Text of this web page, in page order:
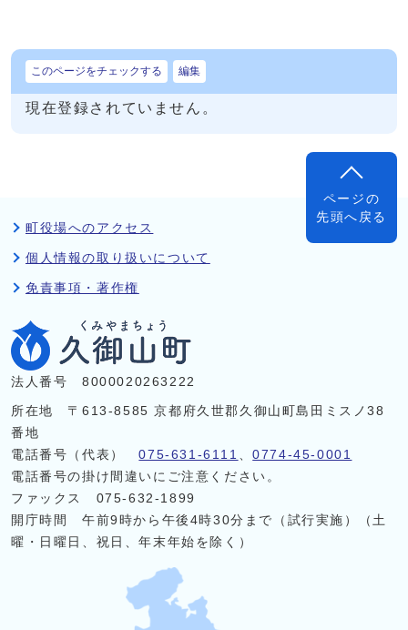
このページをチェックする 編集
現在登録されていません。
ページの
先頭へ戻る
町役場へのアクセス
個人情報の取り扱いについて
免責事項・著作権
法人番号 8000020263222
所在地 〒613-8585 京都府久世郡久御山町島田ミスノ38
番地
電話番号（代表）075-631-6111 、0774-45-0001
電話番号の掛け間違いにご注意ください。
ファックス 075-632-1899
開庁時間 午前9時から午後4時30分まで（試行実施）（土
曜・日曜日、祝日、年末年始を除く）